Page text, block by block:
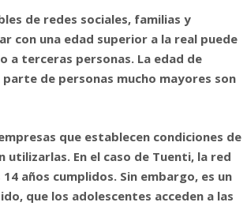
de redes sociales, familias y
con una edad superior a la real puede
a terceras personas. La edad de
de personas mucho mayores son
que establecen condiciones de
En el caso de Tuenti, la red
años cumplidos. Sin embargo, es un
que los adolescentes acceden a las